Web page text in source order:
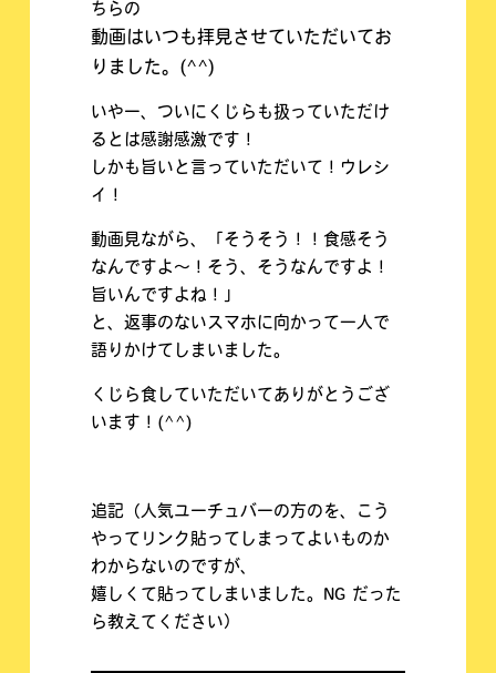
ちらの
動画はいつも拝見させていただいてお
りました。(^^)
いやー、ついにくじらも扱っていただけ
るとは感謝感激です！
しかも旨いと言っていただいて！ウレシ
イ！
動画見ながら、「そうそう！！食感そう
なんですよ～！そう、そうなんですよ！
旨いんですよね！」
と、返事のないスマホに向かって一人で
語りかけてしまいました。
くじら食していただいてありがとうござ
います！(^^)
追記（人気ユーチュバーの方のを、こう
やってリンク貼ってしまってよいものか
わからないのですが、
嬉しくて貼ってしまいました。NG だった
ら教えてください）